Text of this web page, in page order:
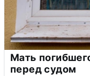
Мать
перед судом